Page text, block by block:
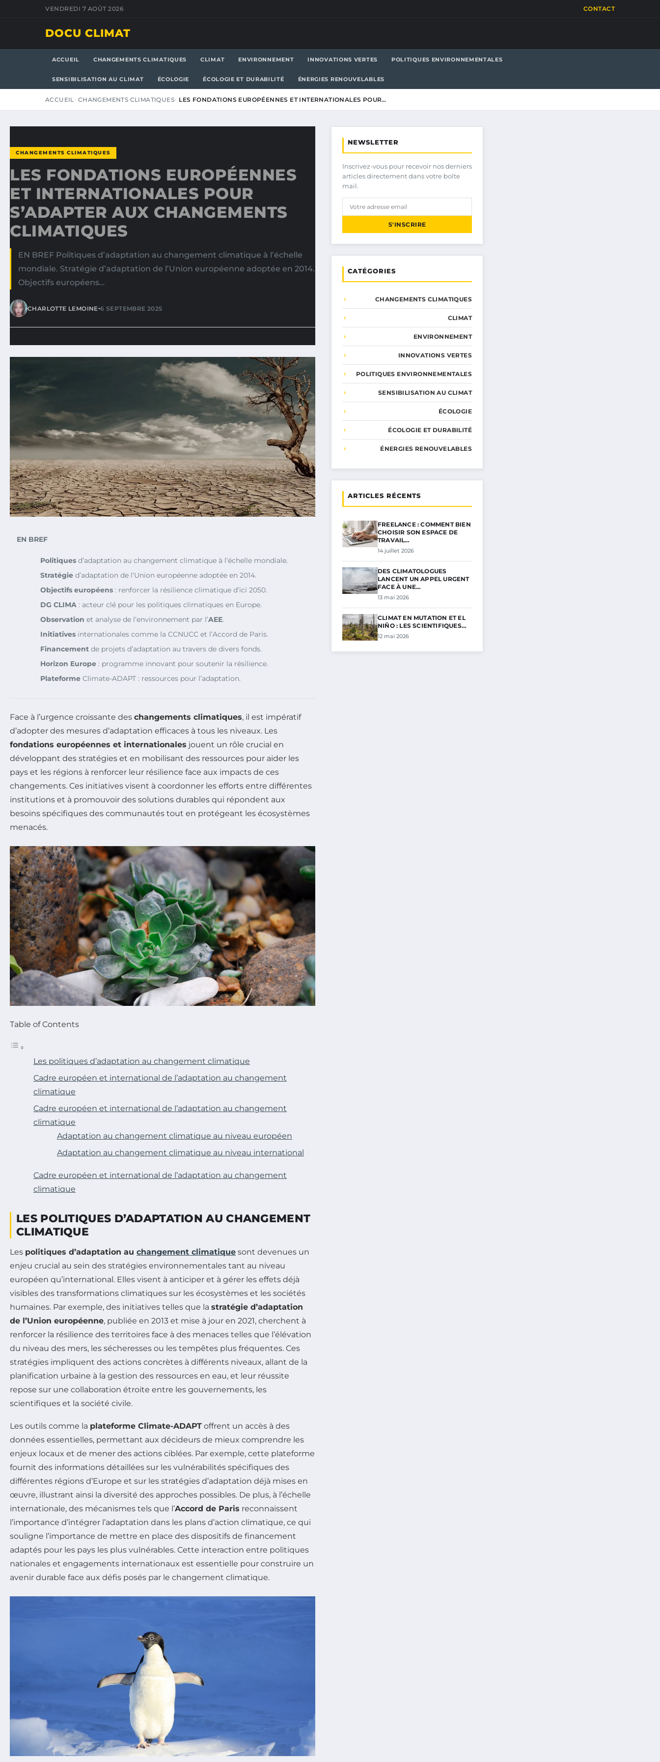
VENDREDI 7 AOÛT 2026 CONTACT
DOCU CLIMAT
ACCUEIL CHANGEMENTS CLIMATIQUES CLIMAT ENVIRONNEMENT INNOVATIONS VERTES POLITIQUES ENVIRONNEMENTALES
SENSIBILISATION AU CLIMAT ÉCOLOGIE ÉCOLOGIE ET DURABILITÉ ÉNERGIES RENOUVELABLES
ACCUEIL CHANGEMENTS CLIMATIQUES LES FONDATIONS EUROPÉENNES ET INTERNATIONALES POUR…
CHANGEMENTS CLIMATIQUES
LES FONDATIONS EUROPÉENNES
ET INTERNATIONALES POUR
S’ADAPTER AUX CHANGEMENTS
CLIMATIQUES
EN BREF Politiques d’adaptation au changement climatique à l’échelle
mondiale. Stratégie d’adaptation de l’Union européenne adoptée en 2014.
Objectifs européens…
CHARLOTTE LEMOINE•6 SEPTEMBRE 2025
EN BREF
Politiques d’adaptation au changement climatique à l’échelle mondiale.
Stratégie d’adaptation de l’Union européenne adoptée en 2014.
Objectifs européens : renforcer la résilience climatique d’ici 2050.
DG CLIMA : acteur clé pour les politiques climatiques en Europe.
Observation et analyse de l’environnement par l’AEE.
Initiatives internationales comme la CCNUCC et l’Accord de Paris.
Financement de projets d’adaptation au travers de divers fonds.
Horizon Europe : programme innovant pour soutenir la résilience.
Plateforme Climate-ADAPT : ressources pour l’adaptation.
Face à l’urgence croissante des changements climatiques, il est impératif
d’adopter des mesures d’adaptation efficaces à tous les niveaux. Les
fondations européennes et internationales jouent un rôle crucial en
développant des stratégies et en mobilisant des ressources pour aider les
pays et les régions à renforcer leur résilience face aux impacts de ces
changements. Ces initiatives visent à coordonner les efforts entre différentes
institutions et à promouvoir des solutions durables qui répondent aux
besoins spécifiques des communautés tout en protégeant les écosystèmes
menacés.
Table of Contents
Les politiques d’adaptation au changement climatique
Cadre européen et international de l’adaptation au changement
climatique
Cadre européen et international de l’adaptation au changement
climatique
Adaptation au changement climatique au niveau européen
Adaptation au changement climatique au niveau international
Cadre européen et international de l’adaptation au changement
climatique
LES POLITIQUES D’ADAPTATION AU CHANGEMENT
CLIMATIQUE
Les politiques d’adaptation au changement climatique sont devenues un
enjeu crucial au sein des stratégies environnementales tant au niveau
européen qu’international. Elles visent à anticiper et à gérer les effets déjà
visibles des transformations climatiques sur les écosystèmes et les sociétés
humaines. Par exemple, des initiatives telles que la stratégie d’adaptation
de l’Union européenne, publiée en 2013 et mise à jour en 2021, cherchent à
renforcer la résilience des territoires face à des menaces telles que l’élévation
du niveau des mers, les sécheresses ou les tempêtes plus fréquentes. Ces
stratégies impliquent des actions concrètes à différents niveaux, allant de la
planification urbaine à la gestion des ressources en eau, et leur réussite
repose sur une collaboration étroite entre les gouvernements, les
scientifiques et la société civile.
Les outils comme la plateforme Climate-ADAPT offrent un accès à des
données essentielles, permettant aux décideurs de mieux comprendre les
enjeux locaux et de mener des actions ciblées. Par exemple, cette plateforme
fournit des informations détaillées sur les vulnérabilités spécifiques des
différentes régions d’Europe et sur les stratégies d’adaptation déjà mises en
œuvre, illustrant ainsi la diversité des approches possibles. De plus, à l’échelle
internationale, des mécanismes tels que l’Accord de Paris reconnaissent
l’importance d’intégrer l’adaptation dans les plans d’action climatique, ce qui
souligne l’importance de mettre en place des dispositifs de financement
adaptés pour les pays les plus vulnérables. Cette interaction entre politiques
nationales et engagements internationaux est essentielle pour construire un
avenir durable face aux défis posés par le changement climatique.
NEWSLETTER
Inscrivez-vous pour recevoir nos derniers
articles directement dans votre boîte
mail.
S'INSCRIRE
CATÉGORIES
CHANGEMENTS CLIMATIQUES
CLIMAT
ENVIRONNEMENT
INNOVATIONS VERTES
POLITIQUES ENVIRONNEMENTALES
SENSIBILISATION AU CLIMAT
ÉCOLOGIE
ÉCOLOGIE ET DURABILITÉ
ÉNERGIES RENOUVELABLES
ARTICLES RÉCENTS
FREELANCE : COMMENT BIEN
CHOISIR SON ESPACE DE
TRAVAIL…
14 juillet 2026
DES CLIMATOLOGUES
LANCENT UN APPEL URGENT
FACE À UNE…
13 mai 2026
CLIMAT EN MUTATION ET EL
NIÑO : LES SCIENTIFIQUES…
12 mai 2026